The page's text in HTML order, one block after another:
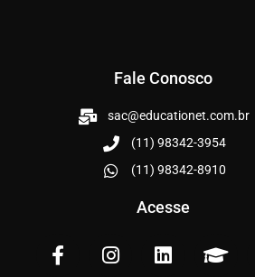
Fale Conosco
sac@educationet.com.br
(11) 98342-3954
(11) 98342-8910
Acesse